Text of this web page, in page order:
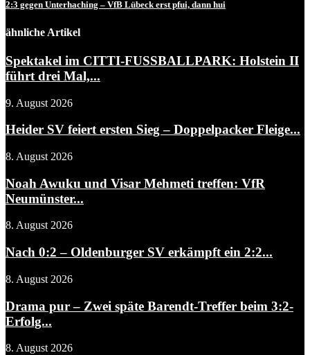
2:3 gegen Unterhaching – VfB Lübeck erst pfui, dann hui
ähnliche Artikel
Spektakel im CITTI-FUSSBALLPARK: Holstein II
führt drei Mal,...
9. August 2026
Heider SV feiert ersten Sieg – Doppelpacker Fleige...
8. August 2026
Noah Awuku und Visar Mehmeti treffen: VfR
Neumünster...
8. August 2026
Nach 0:2 – Oldenburger SV erkämpft ein 2:2...
8. August 2026
Drama pur – Zwei späte Barendt-Treffer beim 3:2-
Erfolg...
8. August 2026